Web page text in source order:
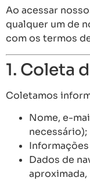
Ao acessar
qualquer um de
com os termos
1. Coleta
Coletamos
Nome, e-
necessário);
Dados de